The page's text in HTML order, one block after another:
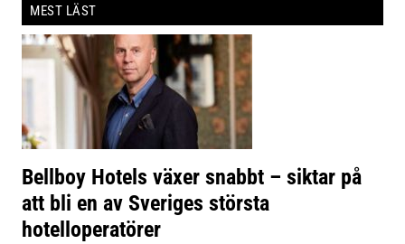
MEST LÄST
Bellboy Hotels växer snabbt – siktar på
att bli en av Sveriges största
hotelloperatörer